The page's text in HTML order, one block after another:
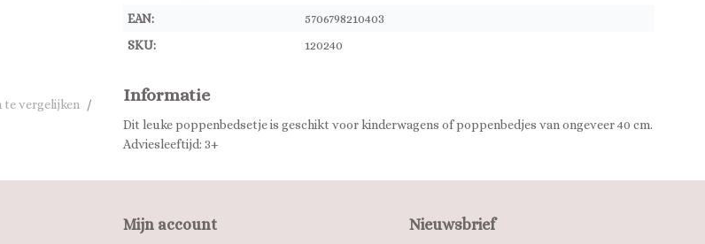
te vergelijken
/
EAN:
5706798210403
SKU:
120240
Informatie
Dit leuke poppenbedsetje is geschikt voor kinderwagens of poppenbedjes van ongeveer 40 cm.
Adviesleeftijd: 3+
Mijn account Nieuwsbrief